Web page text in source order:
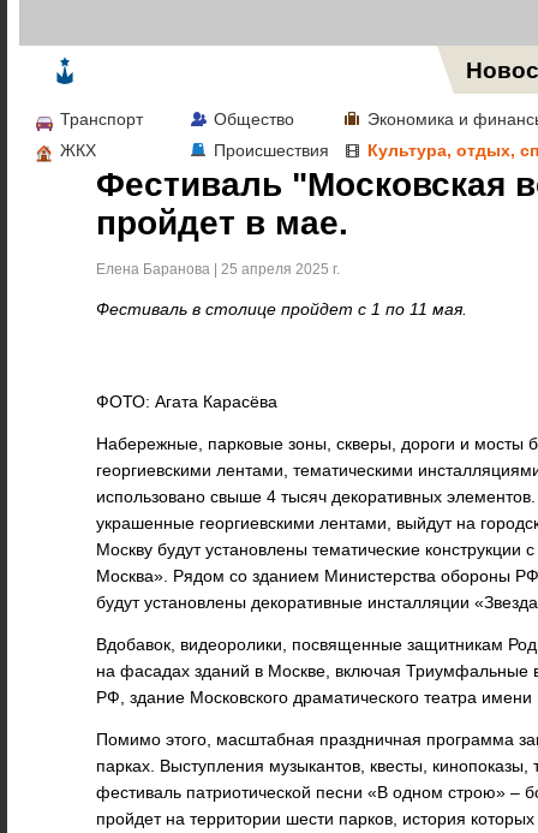
Транспорт Общество
Экономика и
ЖКХ
Происшествия Культура, отдых,
Фестиваль "Московская
пройдет в мае.
Елена Баранова | 25 апреля 2025 г.
Фестиваль в столице пройдет с 1 по 11 мая.
ФОТО: Агата Карасёва
Набережные, парковые зоны, скверы, дороги и мосты
георгиевскими лентами, тематическими
использовано свыше 4 тысяч декоративных
украшенные георгиевскими лентами, выйдут на
Москву будут установлены тематические конструкции
Москва». Рядом со зданием Министерства обороны
будут установлены декоративные инсталляции
Вдобавок, видеоролики, посвященные защитникам
на фасадах зданий в Москве, включая Триумфальные
РФ, здание Московского драматического театра
Помимо этого, масштабная праздничная программа
парках. Выступления музыкантов, квесты,
фестиваль патриотической песни «В одном строю» –
пройдет на территории шести парков, история